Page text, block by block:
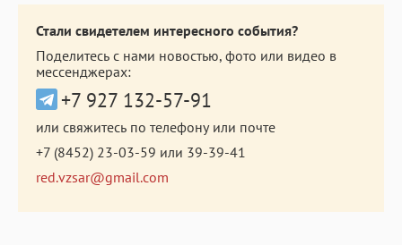
Стали свидетелем интересного события?
Поделитесь с нами новостью, фото или видео в
мессенджерах:
+7 927 132-57-91
или свяжитесь по телефону или почте
+7 (8452) 23-03-59 или 39-39-41
red.vzsar@gmail.com